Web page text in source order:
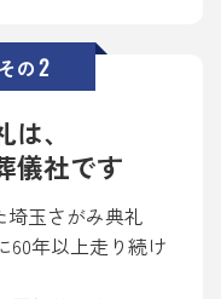
その2
、
儀社です
埼玉さがみ典礼
60年以上走り続け